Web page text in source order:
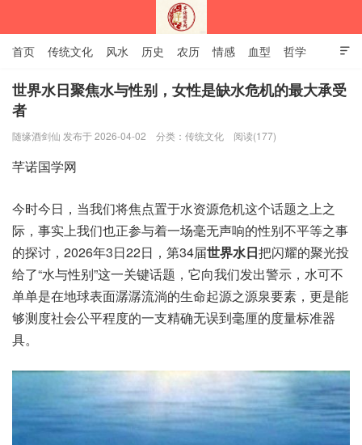
深圳市芊诺国学网

首页 传统文化 风水 历史 农历 情感 血型 哲学
姻缘 12生肖 安易之风水学
世界水日聚焦水与性别，女性是缺水危机的最大承受
者
随缘酒剑仙 发布于 2026-04-02 分类： 传统文化 阅读(177)
芊诺国学网
今时今日，当我们将焦点置于水资源危机这个话题之上之
际，事实上我们也正参与着一场毫无声响的性别不平等之事
的探讨，2026年3日22日，第34届世界水日把闪耀的聚光投
给了“水与性别”这一关键话题，它向我们发出警示，水可不
单单是在地球表面潺潺流淌的生命起源之源泉要素，更是能
够测度社会公平程度的一支精确无误到毫厘的度量标准器
具。